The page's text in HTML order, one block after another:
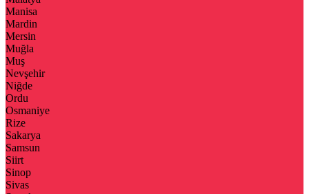
Manisa
Mardin
Mersin
Muğla
Muş
Nevşehir
Niğde
Ordu
Osmaniye
Rize
Sakarya
Samsun
Siirt
Sinop
Sivas